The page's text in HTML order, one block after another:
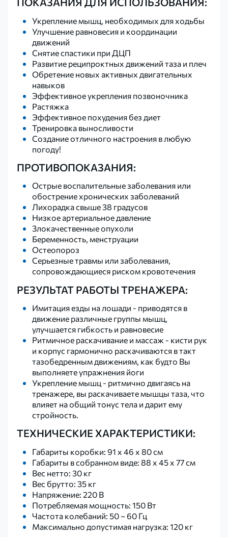
Укрепление мышц, необходимых для ходьбы
Улучшение равновесия и координации
движений
Снятие спастики при ДЦП
Развитие реципроктных движений таза и плеч
Обретение новых активных двигательных
навыков
Эффективное укрепления позвоночника
Растяжка
Эффективное похудения без диет
Тренировка выносливости
Создание отличного настроения в любую
погоду!
​ПРОТИВОПОКАЗАНИЯ:
Острые воспалительные заболевания или
обострение хронических заболеваний
Лихорадка свыше 38 градусов
Низкое артериальное давление
Злокачественные опухоли
Беременность, менструации
Остеопороз
Серьезные травмы или заболевания,
сопровождающиеся риском кровотечения
РЕЗУЛЬТАТ РАБОТЫ ТРЕНАЖЕРА:
Имитация езды на лошади - приводятся в
движение различные группы мышц,
улучшается гибкость и равновесие
Ритмичное раскачивание и массаж - кисти рук
и корпус гармонично раскачиваются в такт
тазобедренным движениям, как будто Вы
выполняете упражнения йоги
Укрепление мышц - ритмично двигаясь на
тренажере, вы раскачиваете мышцы таза, что
влияет на общий тонус тела и дарит ему
стройность.
ТЕХНИЧЕСКИЕ ХАРАКТЕРИСТИКИ:
Габариты коробки: 91 x 46 x 80 см
Габариты в собранном виде: 88 x 45 x 77 см
Вес нетто: 30 кг
Вес брутто: 35 кг
Напряжение: 220 В
Потребляемая мощность: 150 Вт
Частота колебаний: 50 ~ 60 Гц
Максимально допустимая нагрузка: 120 кг